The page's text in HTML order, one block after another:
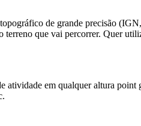
de grande precisão
que vai percorrer. Quer
atividade em qualquer altura